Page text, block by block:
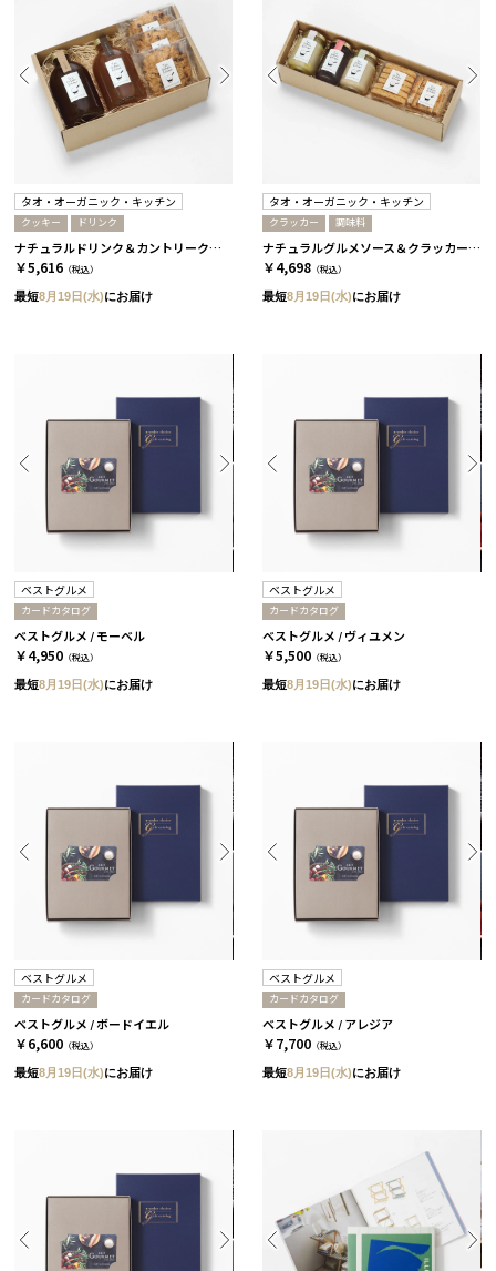
タオ・オーガニック・キッチン
クッキー ドリンク
ナチュラルドリンク＆カントリークッキーセット［タオ・オーガニック・キッチン］
￥5,616 （税込）
最短8月19日(水)にお届け
タオ・オーガニック・キッチン
クラッカー 調味料
ナチュラルグルメソース＆クラッカーセット［タオ・オーガニック・キッチン］
￥4,698 （税込）
最短8月19日(水)にお届け
ベストグルメ
カードカタログ
ベストグルメ / モーベル
￥4,950 （税込）
最短8月19日(水)にお届け
ベストグルメ
カードカタログ
ベストグルメ / ヴィユメン
￥5,500 （税込）
最短8月19日(水)にお届け
ベストグルメ
カードカタログ
ベストグルメ / ボードイエル
￥6,600 （税込）
最短8月19日(水)にお届け
ベストグルメ
カードカタログ
ベストグルメ / アレジア
￥7,700 （税込）
最短8月19日(水)にお届け